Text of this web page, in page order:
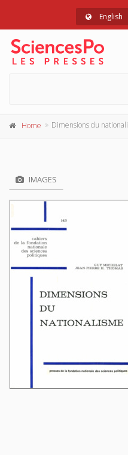
English
Home Dimensions du nationalisme
IMAGES